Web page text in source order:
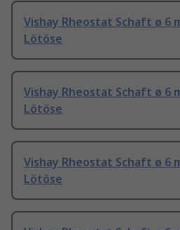
Vishay Rheostat Schaft ø 6
Lötöse
Vishay Rheostat Schaft ø 6
Lötöse
Vishay Rheostat Schaft ø 6
Lötöse